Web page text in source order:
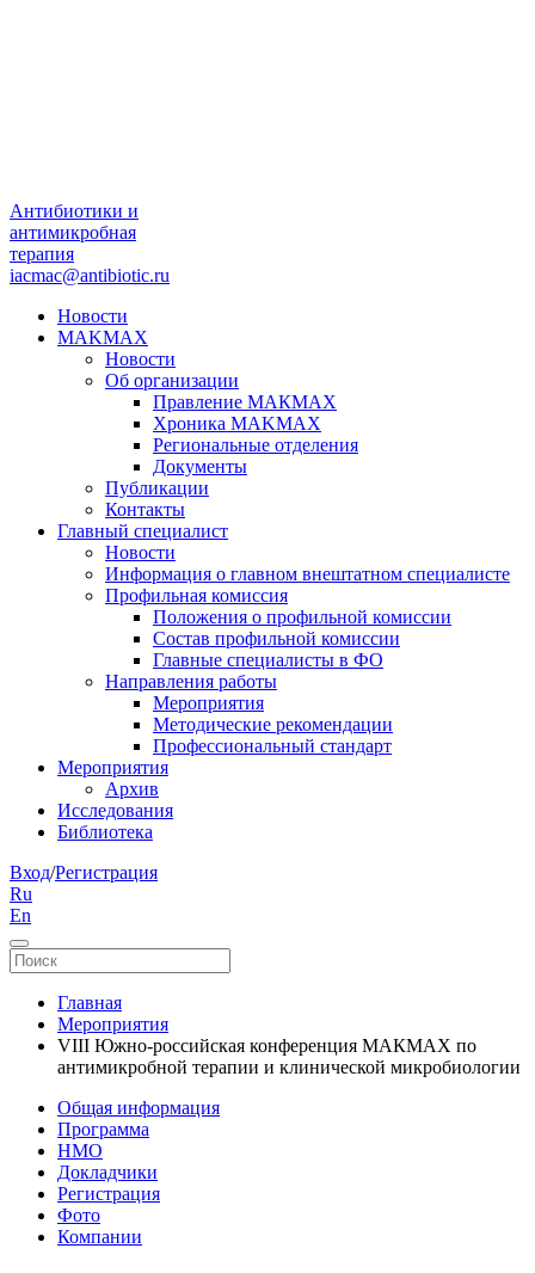
Антибиотики и
антимикробная
терапия
iacmac@antibiotic.ru
Новости
MAKMAX
Новости
Об организации
Правление МАКМАХ
Хроника MAKMAX
Региональные отделения
Документы
Публикации
Контакты
Главный специалист
Новости
Информация о главном внештатном специалисте
Профильная комиссия
Положения о профильной комиссии
Состав профильной комиссии
Главные специалисты в ФО
Направления работы
Мероприятия
Методические рекомендации
Профессиональный стандарт
Мероприятия
Архив
Исследования
Библиотека
Вход/Регистрация
Ru
En
Главная
Мероприятия
VIII Южно-российская конференция МАКМАХ по
антимикробной терапии и клинической микробиологии
Общая информация
Программа
НМО
Докладчики
Регистрация
Фото
Компании